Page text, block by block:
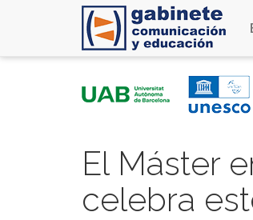
El Máster
celebra